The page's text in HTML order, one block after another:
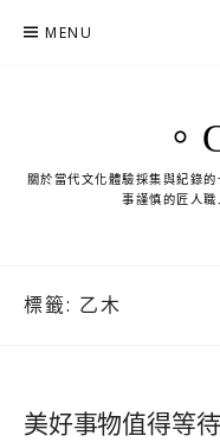
MENU
。
關於當代文化體驗採集與紀錄
事謹慎的匠人職
標籤: 乙木
美好事物值得等